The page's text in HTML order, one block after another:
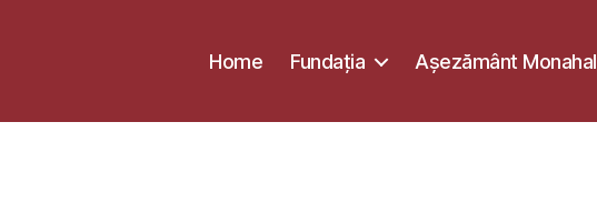
Home Fundația Așezământ Monahal